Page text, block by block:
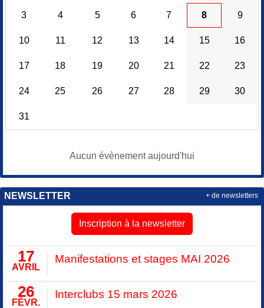
3 4 5 6 7 8 9
10 11 12 13 14 15 16
17 18 19 20 21 22 23
24 25 26 27 28 29 30
31
Aucun évènement aujourd'hui
NEWSLETTER
Inscription à la newsletter
17
AVRIL
Manifestations et stages MAI 2026
26
FÉVR.
Interclubs 15 mars 2026
+ de newsletters